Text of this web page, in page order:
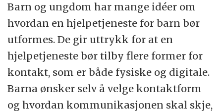
Barn og ungdom har mange idéer om
hvordan en hjelpetjeneste for barn bør
utformes. De gir uttrykk for at en
hjelpetjeneste bør tilby flere former for
kontakt, som er både fysiske og digitale.
Barna ønsker selv å velge kontaktform
og hvordan kommunikasjonen skal skje,